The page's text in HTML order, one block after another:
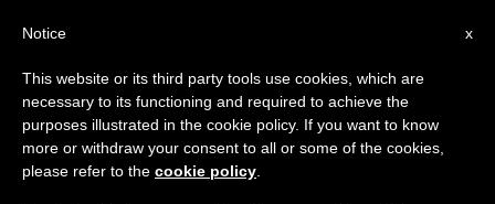
Emergencia educativa,
emergencia evangelizadora
×
Aviso importante
Del 27 de julio al 7 de agosto haremos la pausa
anual, aprovechando que en el periodo de verano
se generan menos informaciones y también el
x
Notice
This website or its third party tools use cookies, which are
necessary to its functioning and required to achieve the
purposes illustrated in the cookie policy. If you want to know
more or withdraw your consent to all or some of the cookies,
please refer to the cookie policy